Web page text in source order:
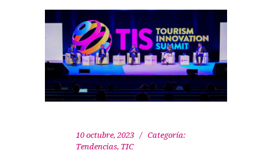
10 octubre, 2023
Categoría:
Tendencias, TIC